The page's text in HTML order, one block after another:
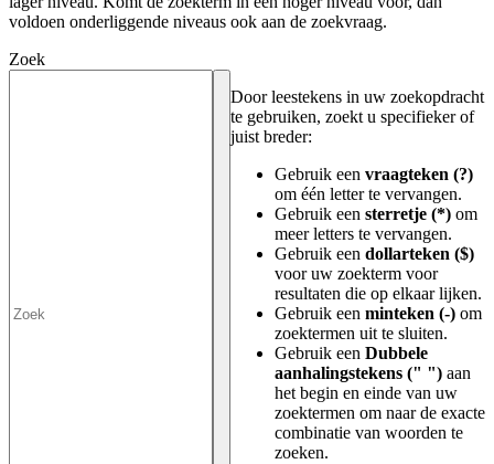
voldoen onderliggende niveaus ook aan de zoekvraag.
Zoek
Door leestekens in uw zoekopdracht
te gebruiken, zoekt u specifieker of
juist breder:
Gebruik een vraagteken (?)
om één letter te vervangen.
Gebruik een sterretje (*) om
meer letters te vervangen.
Gebruik een dollarteken ($)
voor uw zoekterm voor
resultaten die op elkaar lijken.
Gebruik een minteken (-) om
zoektermen uit te sluiten.
Gebruik een Dubbele
aanhalingstekens (" ") aan
het begin en einde van uw
zoektermen om naar de exacte
combinatie van woorden te
zoeken.